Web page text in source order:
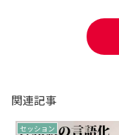
関連記事
セッション